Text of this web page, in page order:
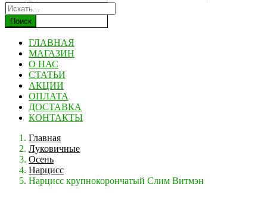
Поиск
ГЛАВНАЯ
МАГАЗИН
О НАС
СТАТЬИ
АКЦИИ
ОПЛАТА
ДОСТАВКА
КОНТАКТЫ
Главная
Луковичные
Осень
Нарцисс
Нарцисс крупнокорончатый Слим Витмэн